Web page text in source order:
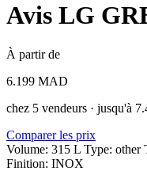
Avis LG
À partir de
6.199 MAD
chez 5 vendeurs · jusqu'à
Comparer les prix
Volume: 315 L Type: other
Finition: INOX